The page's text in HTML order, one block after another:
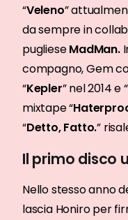
“Veleno”
da sempre in
puglieseMadMan.
compagno, Gem
“Kepler” nel 2014 e “
mixtape “
“Detto, Fatto.”
Il primo disco
Nello stesso anno
lascia Honiro per